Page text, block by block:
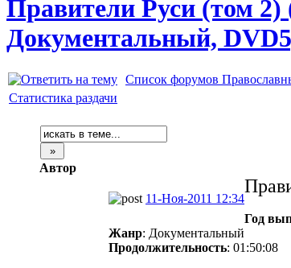
Правители Руси (том
Документальн​ый,
Список форумов
Статистика раздачи
Автор
11-Ноя-2011 12:34
Год
Жанр: Документальный
Продолжительность: 01:50:08